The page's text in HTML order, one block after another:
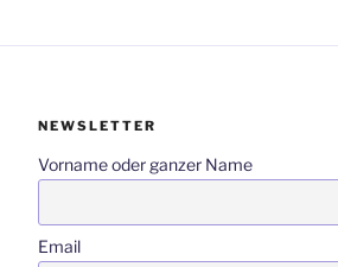
NEWSLETTER
Vorname oder ganzer Name
Email